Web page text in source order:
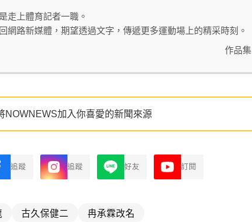
走上體育記者一職。
網路新媒體，期望透過文字，傳遞更多運動場上的精采時刻。
作品集
NOWNEWS加入你喜愛的新聞來源
追蹤 追蹤 好友 訂閱
古久保健二 冉承霖改名